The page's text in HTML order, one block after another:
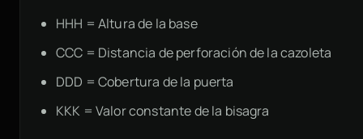
HHH = Altura de la base
CCC = Distancia de perforación de la cazoleta
DDD = Cobertura de la puerta
KKK = Valor constante de la bisagra